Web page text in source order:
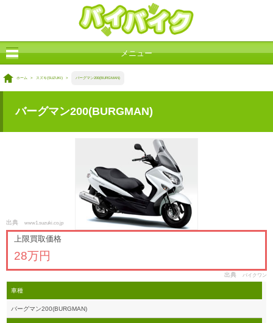
メニュー
ホーム > スズキ(SUZUKI) > バーグマン200(BURGMAN)
バーグマン200(BURGMAN)
上限買取価格
28万円
出典 バイクワン
出典 www1.suzuki.co.jp
車種
バーグマン200(BURGMAN)